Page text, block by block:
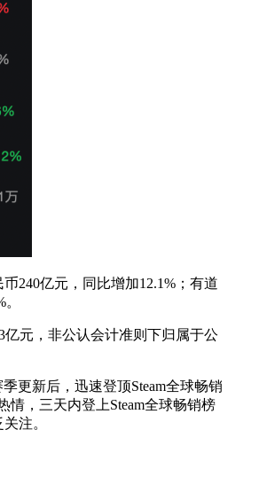
240亿元，同比增加12.1%；有道
亿元，非公认会计准则下归属于公
更新后，迅速登顶Steam全球畅销
情，三天内登上Steam全球畅销榜
注。